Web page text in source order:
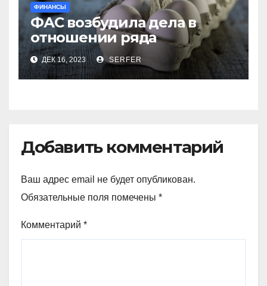
ФИНАНСЫ
ФАС возбудила дела в
отношении ряда
региональных
производителей куриных
яиц
ДЕК 16, 2023 SERFER
Добавить комментарий
Ваш адрес email не будет опубликован.
Обязательные поля помечены *
Комментарий *